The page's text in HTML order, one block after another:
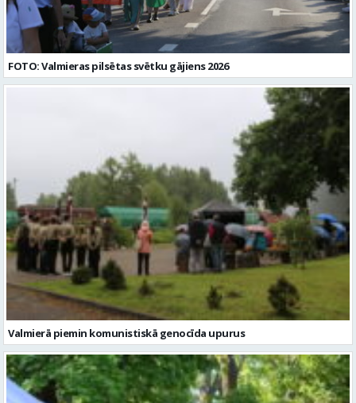
FOTO: Valmieras pilsētas svētku gājiens 2026
Valmierā piemin komunistiskā genocīda upurus